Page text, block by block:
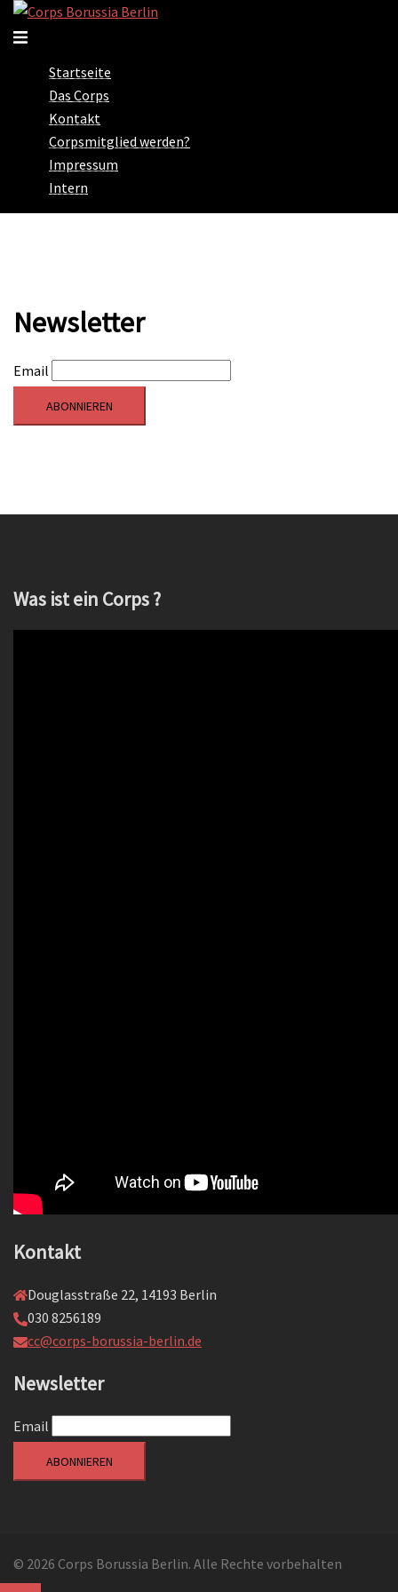
Zum
Inhalt
Menü
Startseite
Das Corps
Kontakt
Corpsmitglied werden?
Impressum
Intern
Newsletter
Email
Was ist ein Corps ?
Kontakt
Douglasstraße 22, 14193 Berlin
030 8256189
cc@corps-borussia-berlin.de
Newsletter
Email
© 2026 Corps Borussia Berlin. Alle Rechte vorbehalten